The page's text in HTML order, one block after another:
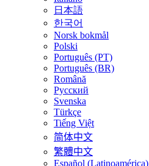
日本語
한국어
Norsk bokmål
Polski
Português (PT)
Português (BR)
Română
Русский
Svenska
Türkçe
Tiếng Việt
简体中文
繁體中文
Español (Latinoamérica)